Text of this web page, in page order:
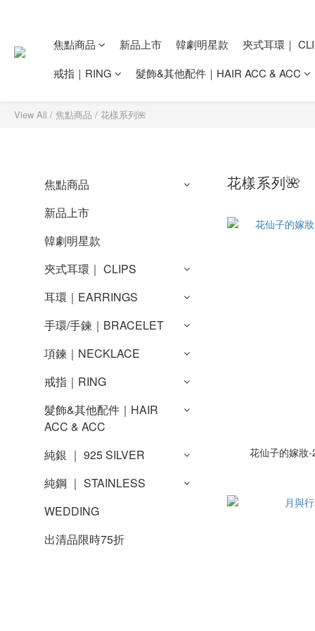
焦點商品 新品上市 韓劇明星款
夾式耳環｜
戒指｜RING
髮飾&其他配件｜HAIR ACC & ACC
View All / 焦點商品 / 花樣系列🌺
焦點商品
新品上市
韓劇明星款
夾式耳環｜ CLIPS
耳環｜EARRINGS
手環/手鍊｜BRACELET
項鍊｜NECKLACE
戒指｜RING
髮飾&其他配件｜HAIR
ACC & ACC
純銀 ｜ 925 SILVER
純鋼 ｜ STAINLESS
WEDDING
出清品限時75折
花樣系列🌺
花仙子的嫁妝